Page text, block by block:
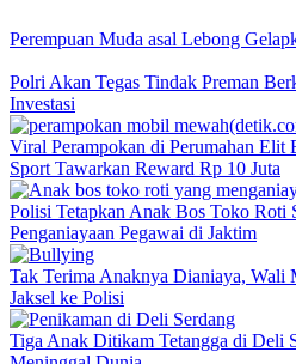
Perempuan Muda asal Lebong
Polri Akan Tegas Tindak Preman
Investasi
Viral Perampokan di Perumahan
Sport Tawarkan Reward Rp 10 Juta
Polisi Tetapkan Anak Bos Toko Roti
Penganiayaan Pegawai di Jaktim
Tak Terima Anaknya Dianiaya, Wali
Jaksel ke Polisi
Tiga Anak Ditikam Tetangga di Deli